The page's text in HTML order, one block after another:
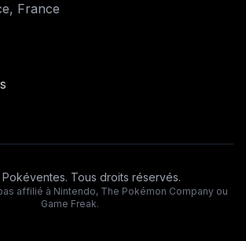
France
Pokéventes. Tous droits réservés.
affilié à Nintendo, The Pokémon Company ou
Game Freak.